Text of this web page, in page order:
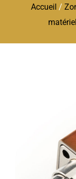
Accueil /
matériel